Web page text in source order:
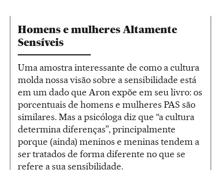
Homens e mulheres Altamente
Sensíveis
Uma amostra interessante de como a cultura
molda nossa visão sobre a sensibilidade está
em um dado que Aron expõe em seu livro: os
porcentuais de homens e mulheres PAS são
similares. Mas a psicóloga diz que “a cultura
determina diferenças”, principalmente
porque (ainda) meninos e meninas tendem a
ser tratados de forma diferente no que se
refere a sua sensibilidade.